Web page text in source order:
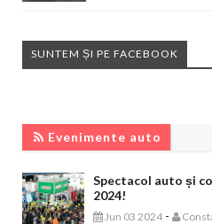
SUNTEM ȘI PE FACEBOOK
Evenimente auto
Spectacol auto și
2024!
Jun 03 2024 -